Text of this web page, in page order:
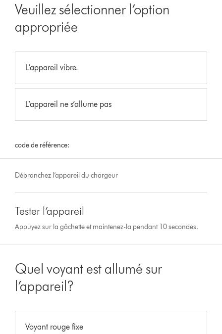
Veuillez sélectionner l’option
appropriée
L’appareil vibre.
L’appareil ne s’allume pas
code de référence:
Débranchez l’appareil du chargeur
Tester l’appareil
Appuyez sur la gâchette et maintenez-la pendant 10 secondes.
Quel voyant est allumé sur
l’appareil?
Voyant rouge fixe